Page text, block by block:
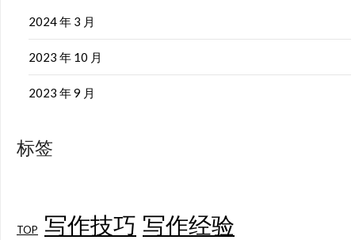
2024 年 3 月
2023 年 10 月
2023 年 9 月
标签
TOP 写作技巧 写作经验